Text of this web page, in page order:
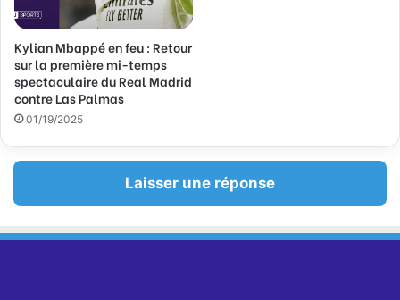
Kylian Mbappé en feu : Retour
sur la première mi-temps
spectaculaire du Real Madrid
contre Las Palmas
01/19/2025
Laisser une réponse